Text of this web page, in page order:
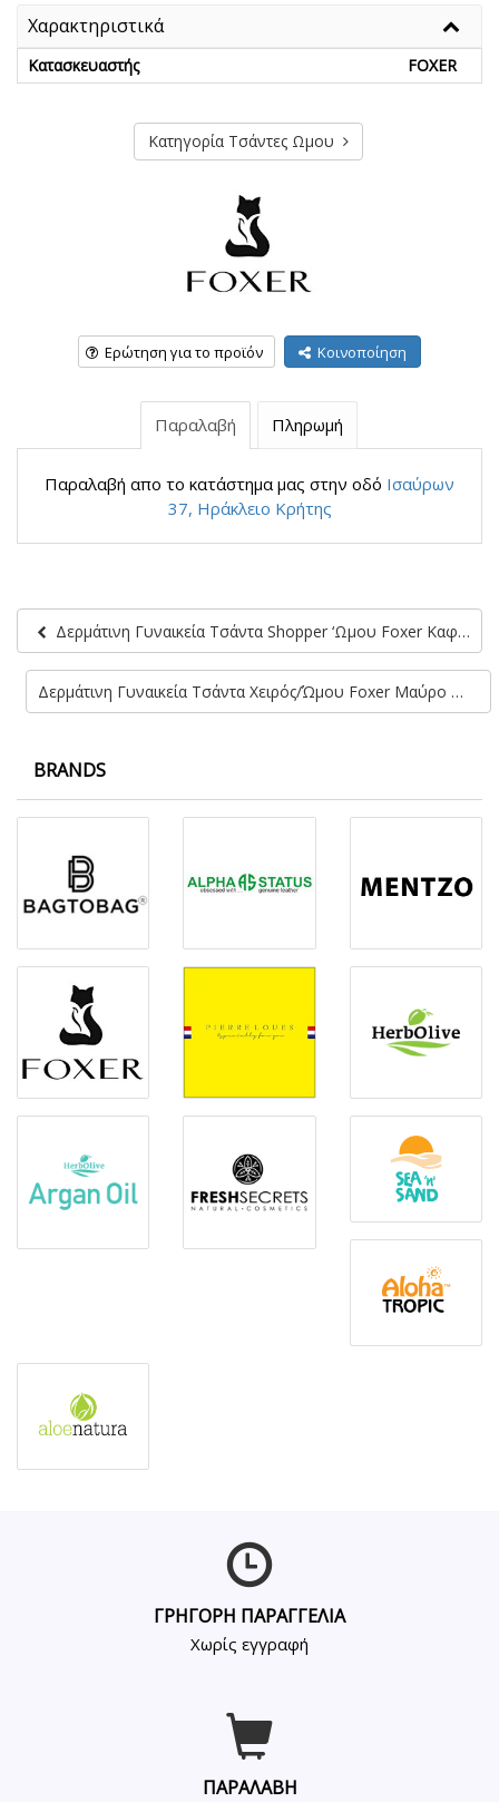
Χαρακτηριστικά
Κατασκευαστής FOXER
Κατηγορία Τσάντες Ωμου
Ερώτηση για το προϊόν Κοινοποίηση
Παραλαβή Πληρωμή
Παραλαβή απο το κατάστημα μας στην οδό Ισαύρων
37, Ηράκλειο Κρήτης
Δερμάτινη Γυναικεία Τσάντα Shopper ‘Ωμου Foxer Καφέ Χρώμα
Δερμάτινη Γυναικεία Τσάντα Χειρός/Ώμου Foxer Μαύρο Χρώμα
BRANDS
ΓΡΗΓΟΡΗ ΠΑΡΑΓΓΕΛΙΑ
Χωρίς εγγραφή
ΠΑΡΑΛΑΒΗ